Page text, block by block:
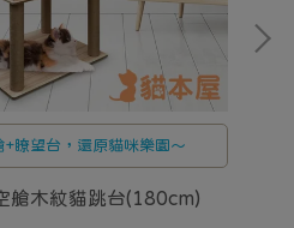
+瞭望台，還原貓咪樂園～
艙木紋貓跳台(180cm)